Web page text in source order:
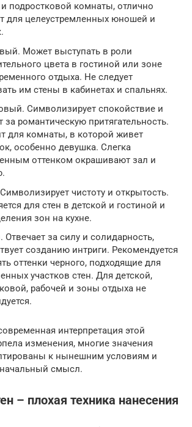
и подростковой комнаты, отлично
для целеустремленных юношей и
Может выступать в роли
цвета в гостиной или зоне
отдыха. Не следует
им стены в кабинетах и спальнях.
Символизирует спокойствие и
за романтическую притягательность.
для комнаты, в которой живет
особенно девушка. Слегка
оттенком окрашивают зал и
чистоту и открытость.
для стен в детской и гостиной и
зон на кухне.
Отвечает за силу и солидарность,
созданию интриги. Рекомендуется
оттенки черного, подходящие для
участков стен. Для детской,
рабочей и зоны отдыха не
интерпретация этой
изменения, многие значения
к нынешним условиям и
смысл.
– плохая техника нанесения